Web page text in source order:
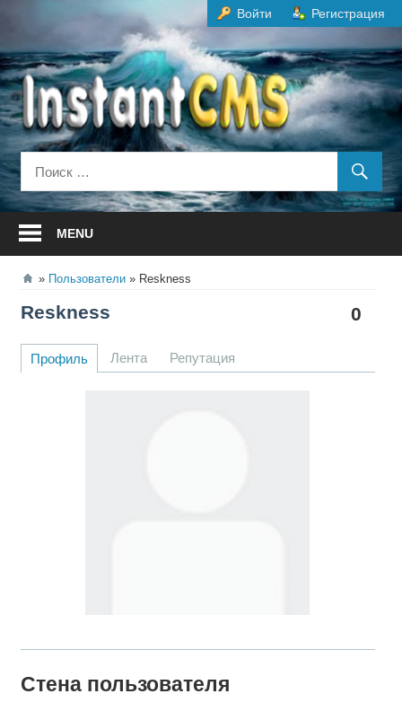
содержанию
Войти Регистрация
MENU
Пользователи Reskness
0
Reskness
Профиль Лента Репутация
Стена пользователя